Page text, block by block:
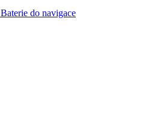
Baterie do navigace